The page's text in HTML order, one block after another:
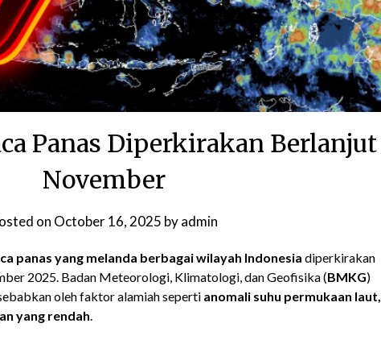
Panas Diperkirakan Berlanjut
November
on October 16, 2025 byadmin
panas yang melanda berbagai wilayah Indonesia diperkirakan
2025. Badan Meteorologi, Klimatologi, dan Geofisika (BMKG)
oleh faktor alamiah seperti anomali suhu permukaan laut,
yang rendah.